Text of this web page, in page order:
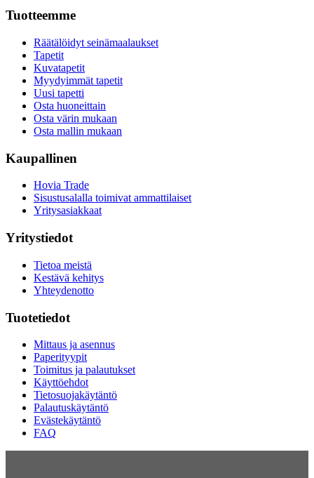
Tuotteemme
Räätälöidyt seinämaalaukset
Tapetit
Kuvatapetit
Myydyimmät tapetit
Uusi tapetti
Osta huoneittain
Osta värin mukaan
Osta mallin mukaan
Kaupallinen
Hovia Trade
Sisustusalalla toimivat ammattilaiset
Yritysasiakkaat
Yritystiedot
Tietoa meistä
Kestävä kehitys
Yhteydenotto
Tuotetiedot
Mittaus ja asennus
Paperityypit
Toimitus ja palautukset
Käyttöehdot
Tietosuojakäytäntö
Palautuskäytäntö
Evästekäytäntö
FAQ